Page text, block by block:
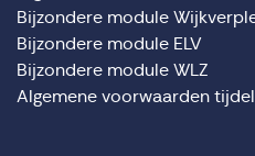
Bijzondere module
Bijzondere module ELV
Bijzondere module WLZ
Algemene voorwaarden